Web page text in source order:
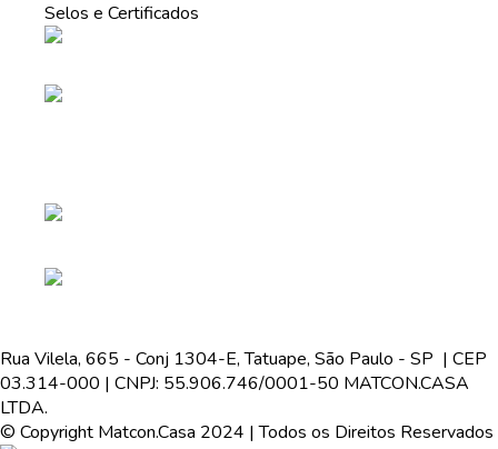
Selos e Certificados
Rua Vilela, 665 - Conj 1304-E, Tatuape, São Paulo - SP | CEP
03.314-000 | CNPJ: 55.906.746/0001-50 MATCON.CASA
LTDA.
© Copyright Matcon.Casa 2024 | Todos os Direitos Reservados